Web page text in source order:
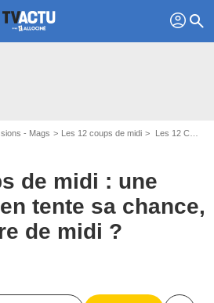
profil search
- Mags Les 12 coups de midi Les 12 Coups de midi : une amie d'Emilien tente sa chance, est-elle Maître de midi ?
de midi : une
tente sa chance,
de midi ?